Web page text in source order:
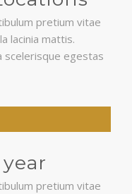
pretium vitae
lacinia mattis.
scelerisque egestas
pretium vitae